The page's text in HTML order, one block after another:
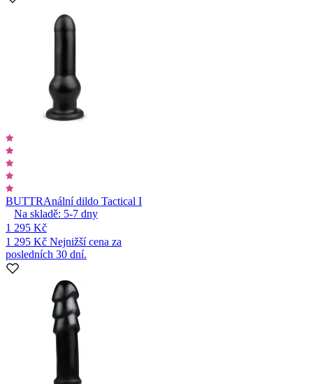
BUTTRAnální dildo Tactical I
Na skladě: 5-7 dny
1 295 Kč
1 295 Kč Nejnižší cena za
posledních 30 dní.